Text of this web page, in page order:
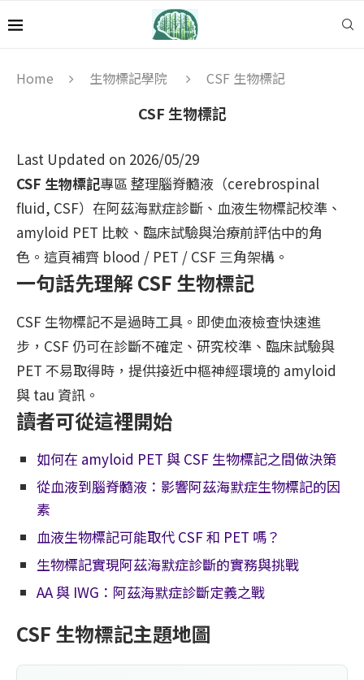
Home 生物標記學院 CSF 生物標記
CSF 生物標記
Last Updated on 2026/05/29
CSF 生物標記專區 整理腦脊髓液（cerebrospinal
fluid, CSF）在阿茲海默症診斷、血液生物標記校準、
amyloid PET 比較、臨床試驗與治療前評估中的角
色。這頁補齊 blood / PET / CSF 三角架構。
一句話先理解 CSF 生物標記
CSF 生物標記不是過時工具。即使血液檢查快速進
步，CSF 仍可在診斷不確定、研究校準、臨床試驗與
PET 不易取得時，提供接近中樞神經環境的 amyloid
與 tau 資訊。
讀者可從這裡開始
如何在 amyloid PET 與 CSF 生物標記之間做決策
從血液到腦脊髓液：影響阿茲海默症生物標記的因
素
血液生物標記可能取代 CSF 和 PET 嗎？
生物標記實現阿茲海默症診斷的實務與挑戰
AA 與 IWG：阿茲海默症診斷定義之戰
CSF 生物標記主題地圖